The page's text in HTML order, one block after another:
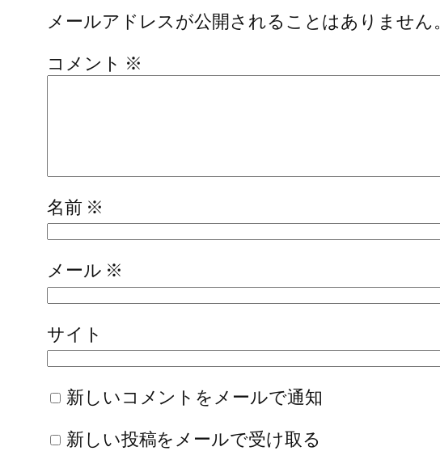
メールアドレスが公開されることはありません。
コメント ※
名前 ※
メール ※
サイト
新しいコメントをメールで通知
新しい投稿をメールで受け取る